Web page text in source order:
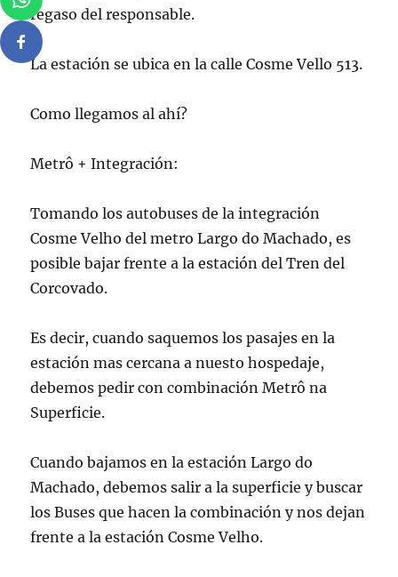
regaso del responsable.
La estación se ubica en la calle Cosme Vello 513.
Como llegamos al ahí?
Metrô + Integración:
Tomando los autobuses de la integración
Cosme Velho del metro Largo do Machado, es
posible bajar frente a la estación del Tren del
Corcovado.
Es decir, cuando saquemos los pasajes en la
estación mas cercana a nuesto hospedaje,
debemos pedir con combinación Metrô na
Superficie.
Cuando bajamos en la estación Largo do
Machado, debemos salir a la superficie y buscar
los Buses que hacen la combinación y nos dejan
frente a la estación Cosme Velho.